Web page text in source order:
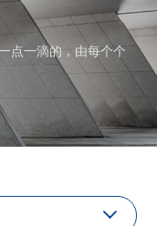
点一滴的，由每个个